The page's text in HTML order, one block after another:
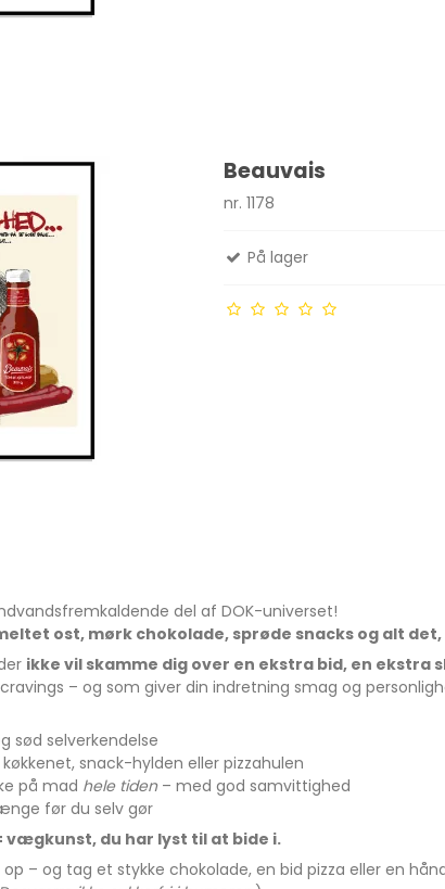
Beauvais
nr. 1178
På lager
del af DOK-universet!
ost, mørk chokolade, sprøde snacks og alt
ikke vil skamme dig over en ekstra bid, en
– og som giver din indretning smag og
sød selverkendelse
snack-hylden eller pizzahulen
på mad hele tiden– med god samvittighed
før du selv gør
vægkunst, du har lyst til at bide i.
– og tag et stykke chokolade, en bid pizza eller en